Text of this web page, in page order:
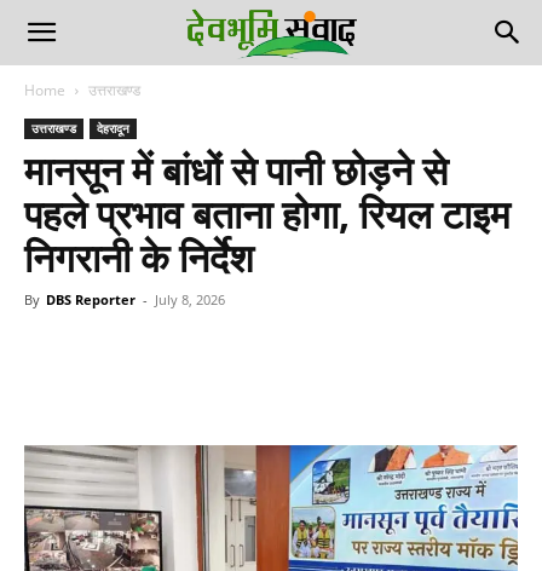
Home उत्तराखण्ड
उत्तराखण्ड देहरादून
मानसून में बांधों से पानी छोड़ने से
पहले प्रभाव बताना होगा, रियल टाइम
निगरानी के निर्देश
By DBS Reporter - July 8, 2026